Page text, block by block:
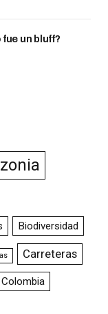
un bluff?
Biodiversidad
Carreteras
Colombia